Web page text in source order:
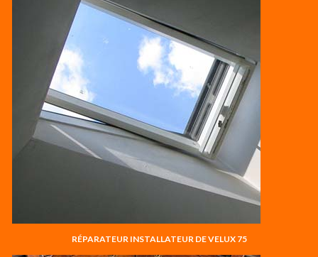
RÉPARATEUR INSTALLATEUR DE VELUX 75